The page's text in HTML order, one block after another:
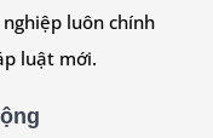
luôn chính
luật mới.